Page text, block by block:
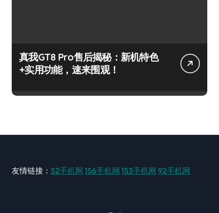
真我GT8 Pro售后揭秘：新机特色
+实用功能，速来围观！
友情链接： 52手机网 156手机网 153手机网 92手机网